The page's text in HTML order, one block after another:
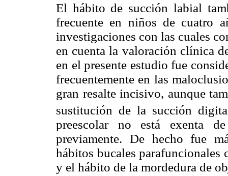
El hábito de succión labial
frecuente en niños de cuatro
investigaciones con las cuales
en cuenta la valoración clínica
en el presente estudio fue
frecuentemente en las
gran resalte incisivo, aunque
sustitución de la succión
preescolar no está exenta
previamente. De hecho fue
hábitos bucales
y el hábito de la mordedura de